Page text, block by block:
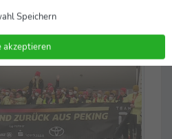
Speichern
akzeptieren